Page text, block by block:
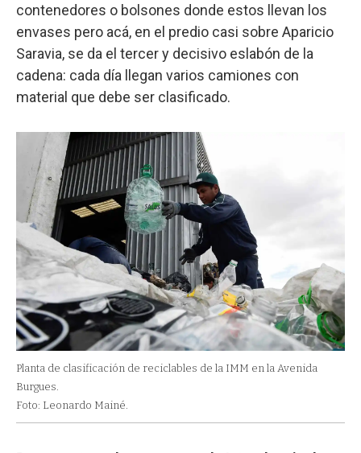
contenedores o bolsones donde estos llevan los
envases pero acá, en el predio casi sobre Aparicio
Saravia, se da el tercer y decisivo eslabón de la
cadena: cada día llegan varios camiones con
material que debe ser clasificado.
Planta de clasificación de reciclables de la IMM en la Avenida
Burgues.
Foto: Leonardo Mainé.